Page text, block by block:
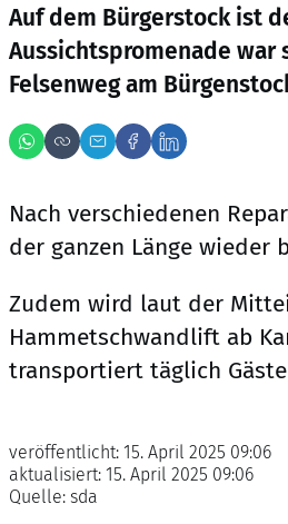
Auf dem Bürgerstock ist
Aussichtspromenade
Felsenweg am
Nach verschiedenen
der ganzen Länge wieder
Zudem wird laut der
Hammetschwandlift ab
transportiert täglich
Quelle: sda
veröffentlicht: 15. April 2025 09:06
aktualisiert: 15. April 2025 09:06